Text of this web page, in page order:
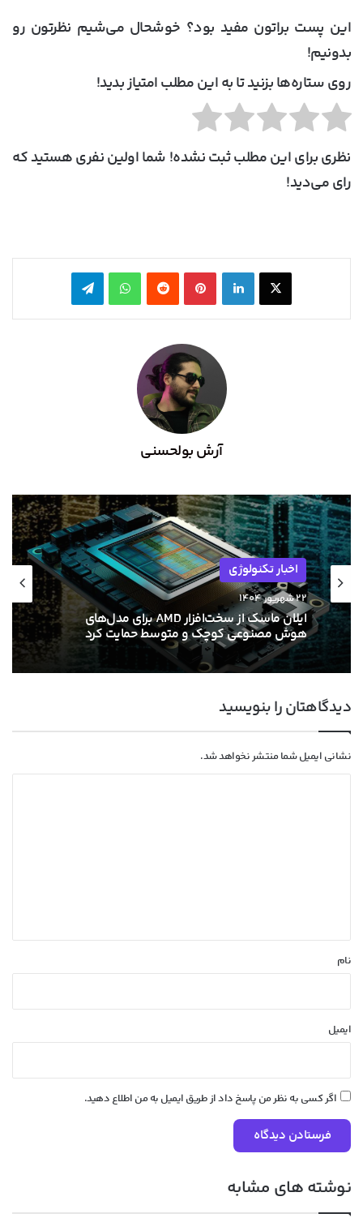
این پست براتون مفید بود؟ خوشحال می‌شیم نظرتون رو
بدونیم!
روی ستاره‌ها بزنید تا به این مطلب امتیاز بدید!
نظری برای این مطلب ثبت نشده! شما اولین نفری هستید که
رای می‌دید!
X لینکدین ‫پین‌ترست‫رددیت واتس آپ تلگرام
آرش بولحسنی
اخبار تکنولوژی
۲۲ شهریور ۱۴۰۴
ایلان ماسک از سخت‌افزار AMD برای مدل‌های
هوش مصنوعی کوچک و متوسط حمایت کرد
دیدگاهتان را بنویسید
نشانی ایمیل شما منتشر نخواهد شد.
نام
ایمیل
اگر کسی به نظر من پاسخ داد از طریق ایمیل به من اطلاع دهید.
نوشته های مشابه